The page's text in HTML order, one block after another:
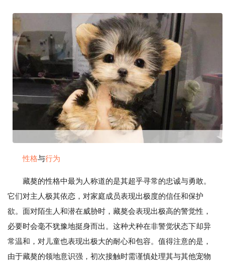
性格与行为
藏獒的性格中最为人称道的是其超乎寻常的忠诚与勇敢。
它们对主人极其依恋，对家庭成员表现出极度的信任和保护
欲。面对陌生人和潜在威胁时，藏獒会表现出极高的警觉性，
必要时会毫不犹豫地挺身而出。这种犬种在非警觉状态下却异
常温和，对儿童也表现出极大的耐心和包容。值得注意的是，
由于藏獒的领地意识强，初次接触时需谨慎处理其与其他宠物